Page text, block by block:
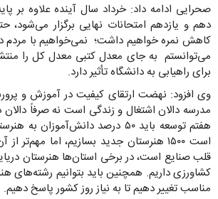
صحرایی ادامه داد: خرداد سال آینده علاوه بر
دهم و یازدهم امتحانات نهایی برگزار می‌شود،
کاهش نمره خواهیم داشت؛ نمی‌خواهیم با مردم
می‌توانستم به جای معدل کتبی معدل کل را
برای راهیابی به دانشگاه تأثیر دارد.
وی افزود: نهضت ارتقای کیفیت در آموزش و
مدرسه دالان اشتغال و زندگی است نه صرفاً دالان
هفتم توسعه باید ۵۰ درصد دانش‌آموزان
است ۱۵۰۰ هنرستان جدید بسازیم، اما
قلب صنایع است، در برخی استان‌ها هنرستان
کشاورزی داریم. همچنین باید بتوانیم رشته‌های
مناسب تغییر دهیم تا به نیاز روز کشور پاسخ دهیم.